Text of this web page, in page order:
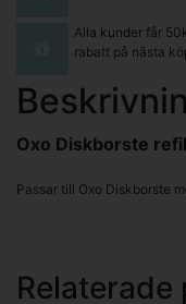
Alla kunder får
rabatt på nästa
Oxo Diskborste
Passar till Oxo Diskborste